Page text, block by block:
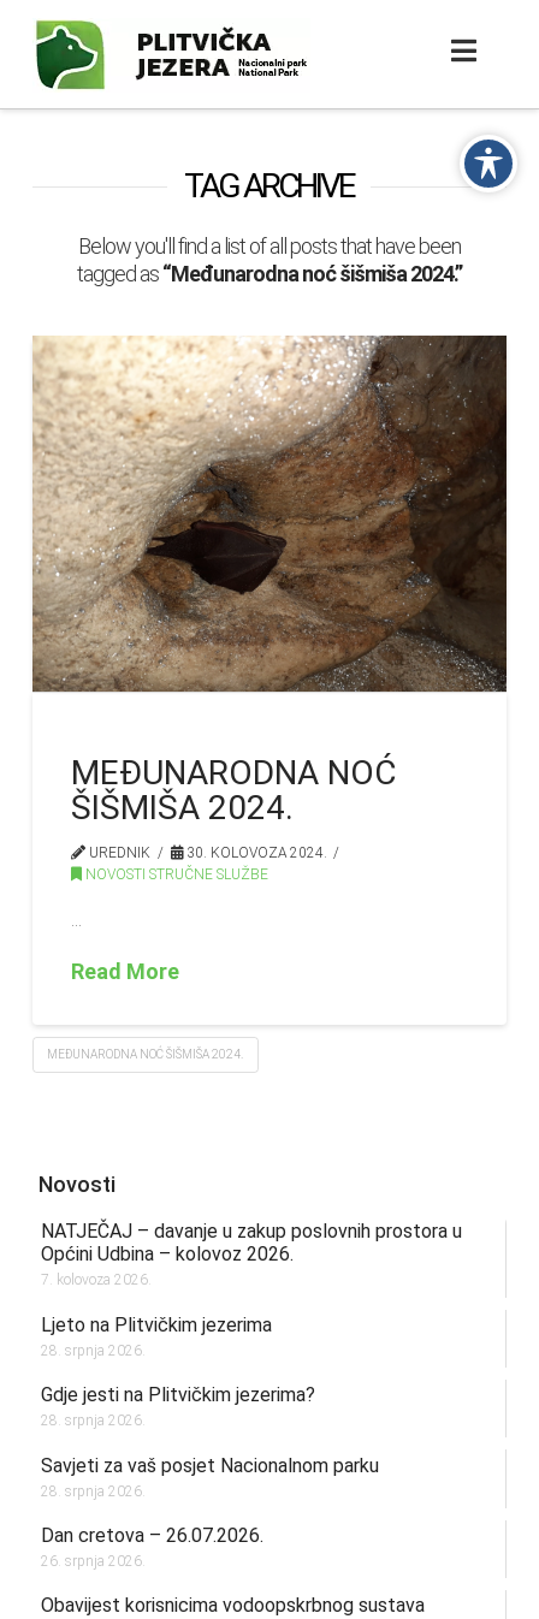
TAG ARCHIVE
Below you'll find a list of all posts that have been
tagged as“Međunarodna noć šišmiša 2024.”
MEĐUNARODNA NOĆ
ŠIŠMIŠA 2024.
UREDNIK
30. KOLOVOZA 2024.
NOVOSTI STRUČNE SLUŽBE
Read More
MEĐUNARODNA NOĆ ŠIŠMIŠA 2024.
Novosti
NATJEČAJ – davanje u zakup poslovnih prostora u
Općini Udbina – kolovoz 2026.
7. kolovoza 2026.
Ljeto na Plitvičkim jezerima
28. srpnja 2026.
Gdje jesti na Plitvičkim jezerima?
28. srpnja 2026.
Savjeti za vaš posjet Nacionalnom parku
28. srpnja 2026.
Dan cretova – 26.07.2026.
26. srpnja 2026.
Obavijest korisnicima vodoopskrbnog sustava